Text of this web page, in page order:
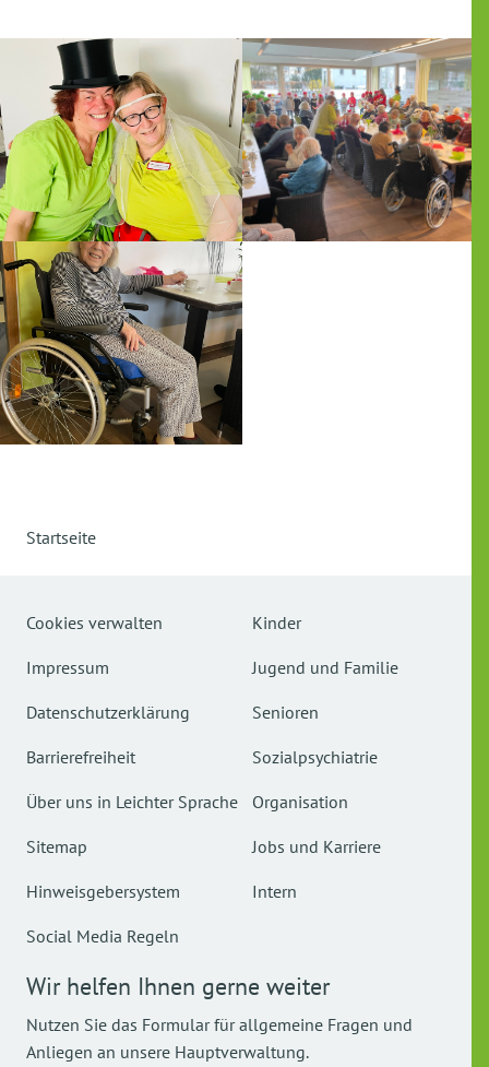
Startseite
Cookies verwalten
Impressum
Datenschutzerklärung
Barrierefreiheit
Über uns in Leichter Sprache
Sitemap
Hinweisgebersystem
Social Media Regeln
Kinder
Jugend und Familie
Senioren
Sozialpsychiatrie
Organisation
Jobs und Karriere
Intern
Wir helfen Ihnen gerne weiter
Nutzen Sie das Formular für allgemeine Fragen und
Anliegen an unsere Hauptverwaltung.